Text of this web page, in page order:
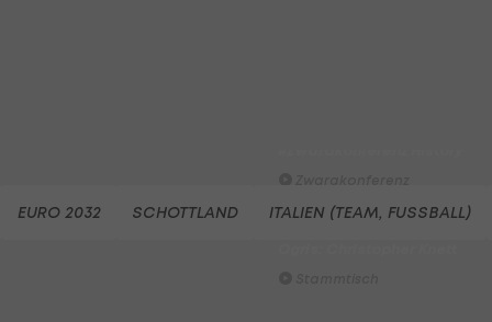
EURO 2032 SCHOTTLAND ITALIEN (TEAM, FUSSBALL)